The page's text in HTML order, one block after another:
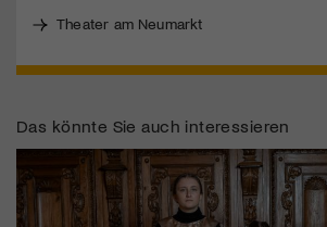
Theater am Neumarkt
Das könnte Sie auch interessieren